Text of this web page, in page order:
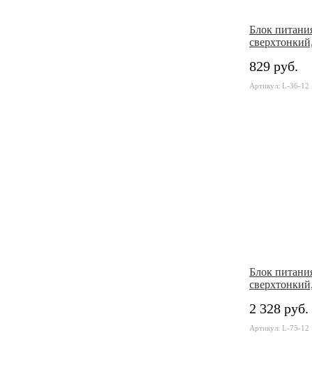
Блок
829 руб.
Артикул: L-36-12
Блок
2 328 руб.
Артикул: L-75-12